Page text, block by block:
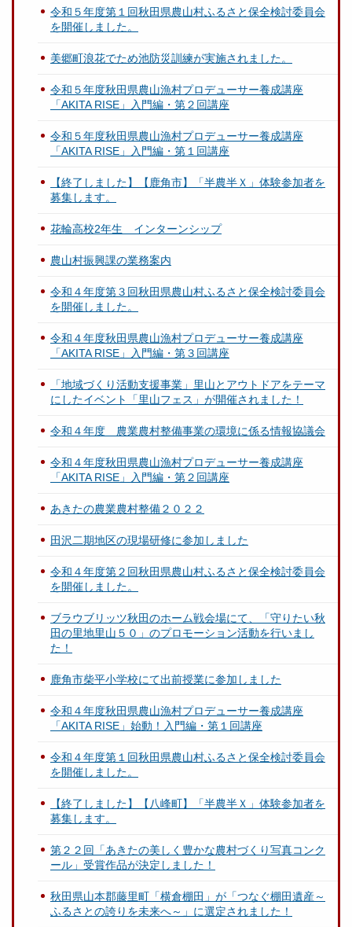
令和５年度第１回秋田県農山村ふるさと保全検討委員会
を開催しました。
美郷町浪花でため池防災訓練が実施されました。
令和５年度秋田県農山漁村プロデューサー養成講座
「AKITA RISE」入門編・第２回講座
令和５年度秋田県農山漁村プロデューサー養成講座
「AKITA RISE」入門編・第１回講座
【終了しました】【鹿角市】「半農半Ｘ」体験参加者を
募集します。
花輪高校2年生 インターンシップ
農山村振興課の業務案内
令和４年度第３回秋田県農山村ふるさと保全検討委員会
を開催しました。
令和４年度秋田県農山漁村プロデューサー養成講座
「AKITA RISE」入門編・第３回講座
「地域づくり活動支援事業」里山とアウトドアをテーマ
にしたイベント「里山フェス」が開催されました！
令和４年度 農業農村整備事業の環境に係る情報協議会
令和４年度秋田県農山漁村プロデューサー養成講座
「AKITA RISE」入門編・第２回講座
あきたの農業農村整備２０２２
田沢二期地区の現場研修に参加しました
令和４年度第２回秋田県農山村ふるさと保全検討委員会
を開催しました。
ブラウブリッツ秋田のホーム戦会場にて、「守りたい秋
田の里地里山５０」のプロモーション活動を行いまし
た！
鹿角市柴平小学校にて出前授業に参加しました
令和４年度秋田県農山漁村プロデューサー養成講座
「AKITA RISE」始動！入門編・第１回講座
令和４年度第１回秋田県農山村ふるさと保全検討委員会
を開催しました。
【終了しました】【八峰町】「半農半Ｘ」体験参加者を
募集します。
第２２回「あきたの美しく豊かな農村づくり写真コンク
ール」受賞作品が決定しました！
秋田県山本郡藤里町「横倉棚田」が「つなぐ棚田遺産～
ふるさとの誇りを未来へ～」に選定されました！